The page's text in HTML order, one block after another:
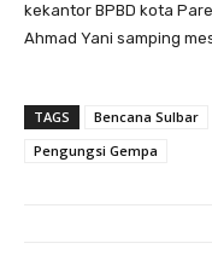
kekantor BPBD kota
Ahmad Yani samping
TAGS Bencana Sulbar
Pengungsi Gempa